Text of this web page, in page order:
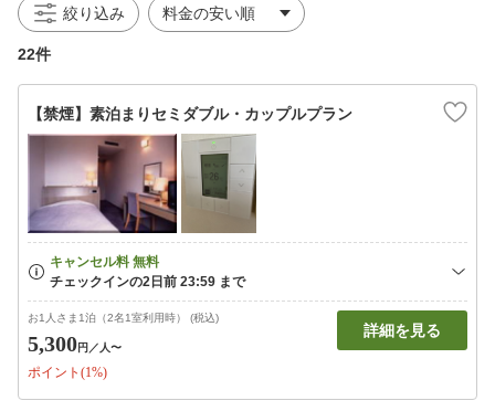
絞り込み
22件
【禁煙】素泊まりセミダブル・カップルプラン
お1人さま1泊（2名1室利用時） (税込)
5,300円 ／人〜
ポイント(1%)
詳細を見る